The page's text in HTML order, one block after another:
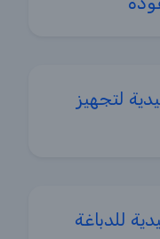
لتجهيز
للدباغة